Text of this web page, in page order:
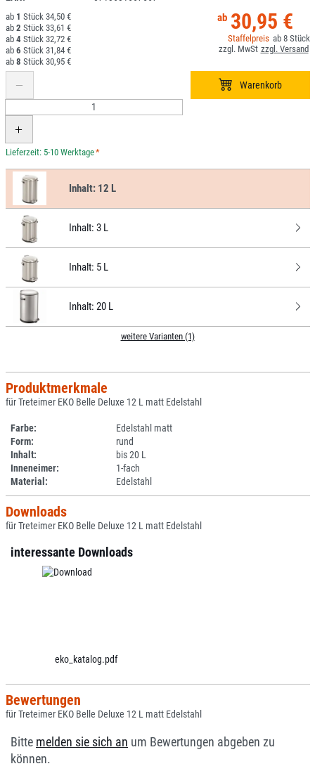
30,95 €
8
1
34,50 €
2
33,61 €
4
32,72 €
6
31,84 €
8
30,95 €
*
Inhalt: 12 L
Inhalt: 3 L
Inhalt: 5 L
Inhalt: 20 L
weitere Varianten (1)
Produktmerkmale
für Treteimer EKO Belle Deluxe 12 L matt Edelstahl
Farbe:
Edelstahl matt
Form:
rund
Inhalt:
bis 20 L
Inneneimer:
1-fach
Material:
Edelstahl
Downloads
für Treteimer EKO Belle Deluxe 12 L matt Edelstahl
interessante Downloads
eko_katalog.pdf
Bewertungen
für Treteimer EKO Belle Deluxe 12 L matt Edelstahl
Bitte melden sie sich an um Bewertungen abgeben zu
können.